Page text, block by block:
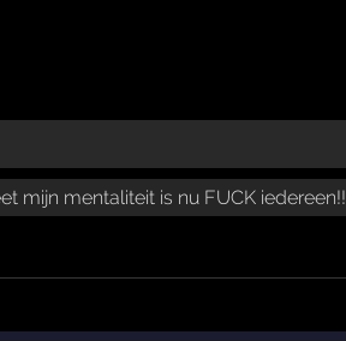
mijn mentaliteit is nu FUCK iedereen!!